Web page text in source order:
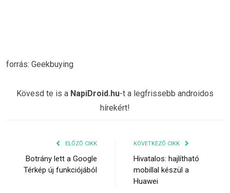
forrás: Geekbuying
Kövesd te is a NapiDroid.hu-t a legfrissebb androidos
hírekért!
ELŐZŐ CIKK
Botrány lett a Google
Térkép új funkciójából
KÖVETKEZŐ CIKK
Hivatalos: hajlítható
mobillal készül a
Huawei